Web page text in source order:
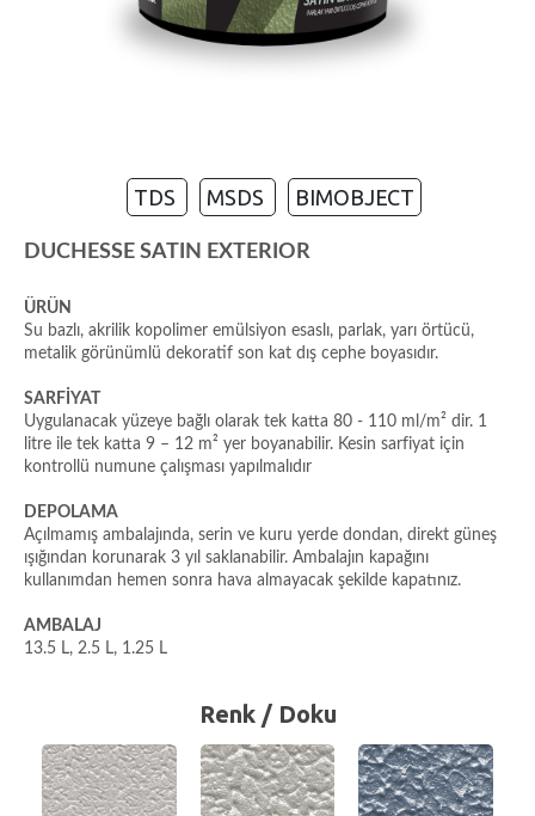
TDS MSDS BIMOBJECT
DUCHESSE SATIN EXTERIOR
ÜRÜN
Su bazlı, akrilik kopolimer emülsiyon esaslı, parlak, yarı örtücü,
metalik görünümlü dekoratif son kat dış cephe boyasıdır.
SARFİYAT
Uygulanacak yüzeye bağlı olarak tek katta 80 - 110 ml/m² dir. 1
litre ile tek katta 9 – 12 m² yer boyanabilir. Kesin sarfiyat için
kontrollü numune çalışması yapılmalıdır
DEPOLAMA
Açılmamış ambalajında, serin ve kuru yerde dondan, direkt güneş
ışığından korunarak 3 yıl saklanabilir. Ambalajın kapağını
kullanımdan hemen sonra hava almayacak şekilde kapatınız.
AMBALAJ
13.5 L, 2.5 L, 1.25 L
Renk / Doku